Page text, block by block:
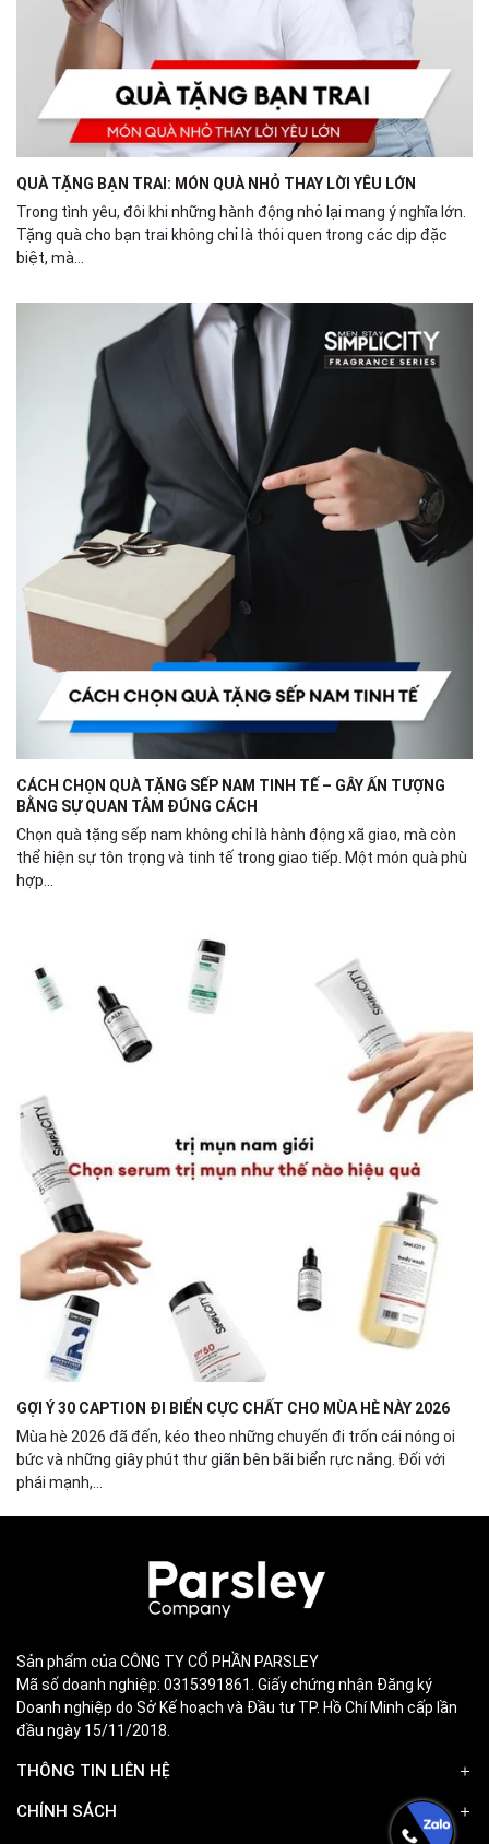
QUÀ TẶNG BẠN TRAI: MÓN QUÀ NHỎ THAY LỜI YÊU LỚN
Trong tình yêu, đôi khi những hành động nhỏ lại mang ý nghĩa lớn.
Tặng quà cho bạn trai không chỉ là thói quen trong các dịp đặc
biệt, mà...
CÁCH CHỌN QUÀ TẶNG SẾP NAM TINH TẾ – GÂY ẤN TƯỢNG
BẰNG SỰ QUAN TÂM ĐÚNG CÁCH
Chọn quà tặng sếp nam không chỉ là hành động xã giao, mà còn
thể hiện sự tôn trọng và tinh tế trong giao tiếp. Một món quà phù
hợp...
GỢI Ý 30 CAPTION ĐI BIỂN CỰC CHẤT CHO MÙA HÈ NÀY 2026
Mùa hè 2026 đã đến, kéo theo những chuyến đi trốn cái nóng oi
bức và những giây phút thư giãn bên bãi biển rực nắng. Đối với
phái mạnh,...
Sản phẩm của CÔNG TY CỔ PHẦN PARSLEY
Mã số doanh nghiệp: 0315391861. Giấy chứng nhận Đăng ký
Doanh nghiệp do Sở Kế hoạch và Đầu tư TP. Hồ Chí Minh cấp lần
đầu ngày 15/11/2018.
THÔNG TIN LIÊN HỆ
CHÍNH SÁCH